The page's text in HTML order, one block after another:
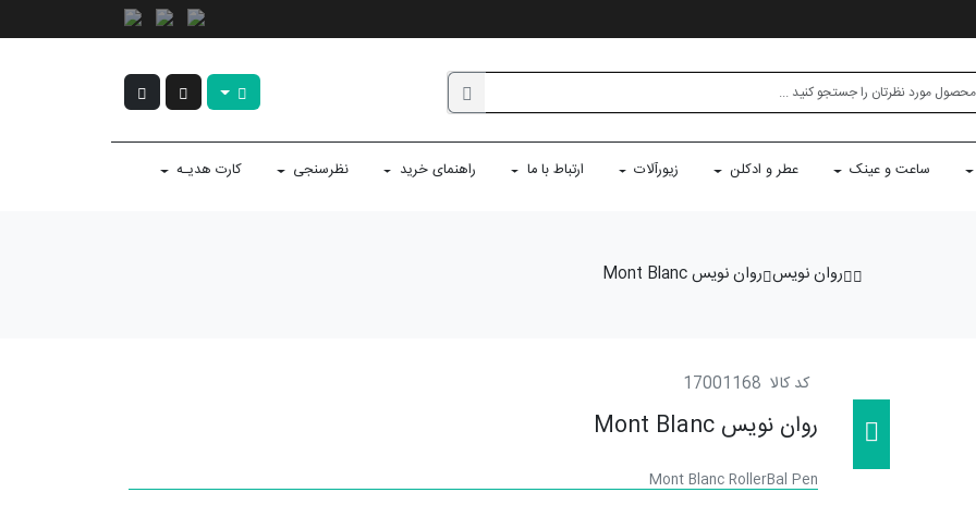
ساعت و عینک عطر و ادکلن زیورآلات ارتباط با ما راهنمای خرید نظرسنجی کارت هدیـه
روان نویس روان نویس Mont Blanc
کد کالا 17001168
روان نویس Mont Blanc
Mont Blanc RollerBal Pen